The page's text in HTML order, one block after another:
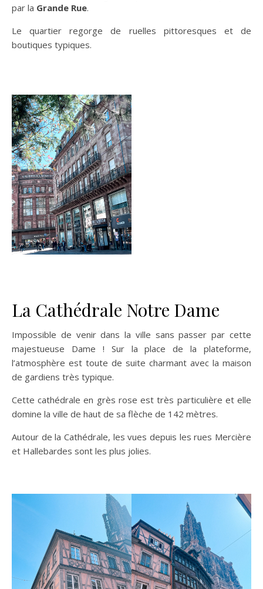
par la Grande Rue.
Le quartier regorge de ruelles pittoresques et de
boutiques typiques.
La Cathédrale Notre Dame
Impossible de venir dans la ville sans passer par cette
majestueuse Dame ! Sur la place de la plateforme,
l’atmosphère est toute de suite charmant avec la maison
de gardiens très typique.
Cette cathédrale en grès rose est très particulière et elle
domine la ville de haut de sa flèche de 142 mètres.
Autour de la Cathédrale, les vues depuis les rues Mercière
et Hallebardes sont les plus jolies.